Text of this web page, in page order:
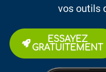
vos outils
ESSAYEZ
GRATUITEMENT